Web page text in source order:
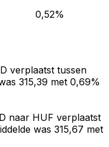
0,52%
verplaatst tussen
315,39 met 0,69%
naar HUF verplaatst
was 315,67 met